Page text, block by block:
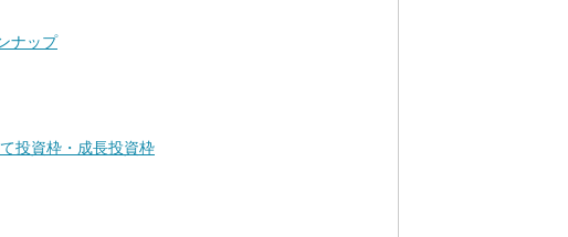
ナップ
投資枠・成長投資枠